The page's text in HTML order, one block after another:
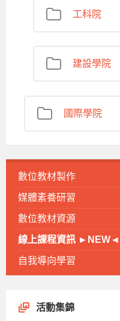
工科院
建設學院
國際學院
數位教材製作
媒體素養研習
數位教材資源
線上課程資訊 ►NEW◄
自我導向學習
活動集錦